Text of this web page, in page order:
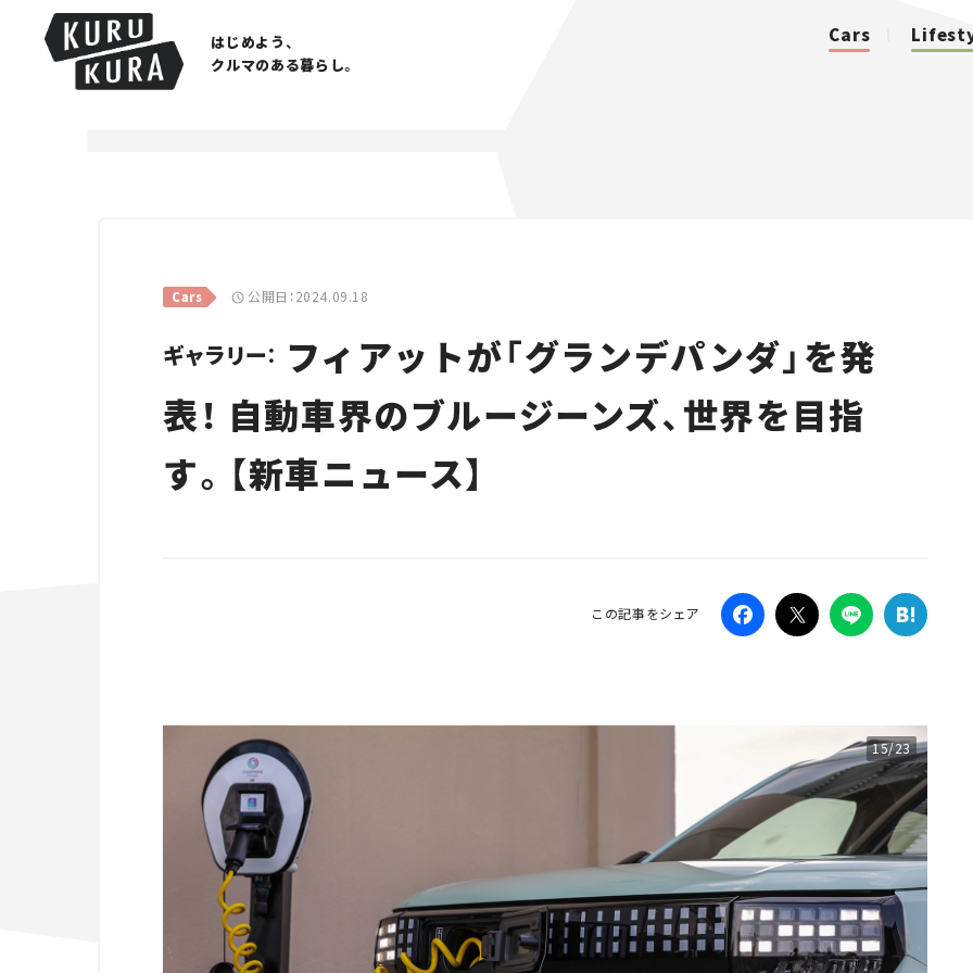
はじめよう、
クルマのある暮らし。
Cars
Cars 公開日：2024.09.18
ギャラリー： フィアットが「グランデパンダ」を発
表！ 自動車界のブルージーンズ、世界を目指
す。【新車ニュース】
この記事をシェア
15/23
Traffic
Special